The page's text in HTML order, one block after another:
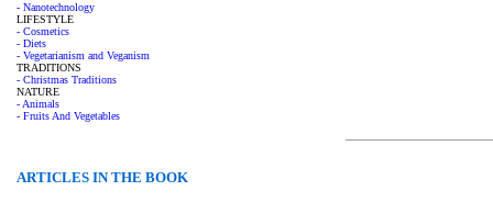
- Nanotechnology
LIFESTYLE
- Cosmetics
- Diets
- Vegetarianism and Veganism
TRADITIONS
- Christmas Traditions
NATURE
- Animals
- Fruits And Vegetables
ARTICLES IN THE BOOK